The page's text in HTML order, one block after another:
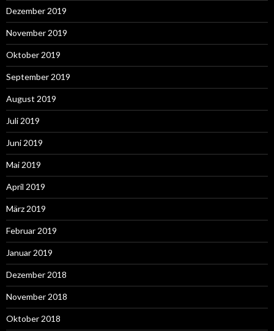
Dezember 2019
November 2019
Oktober 2019
September 2019
August 2019
Juli 2019
Juni 2019
Mai 2019
April 2019
März 2019
Februar 2019
Januar 2019
Dezember 2018
November 2018
Oktober 2018